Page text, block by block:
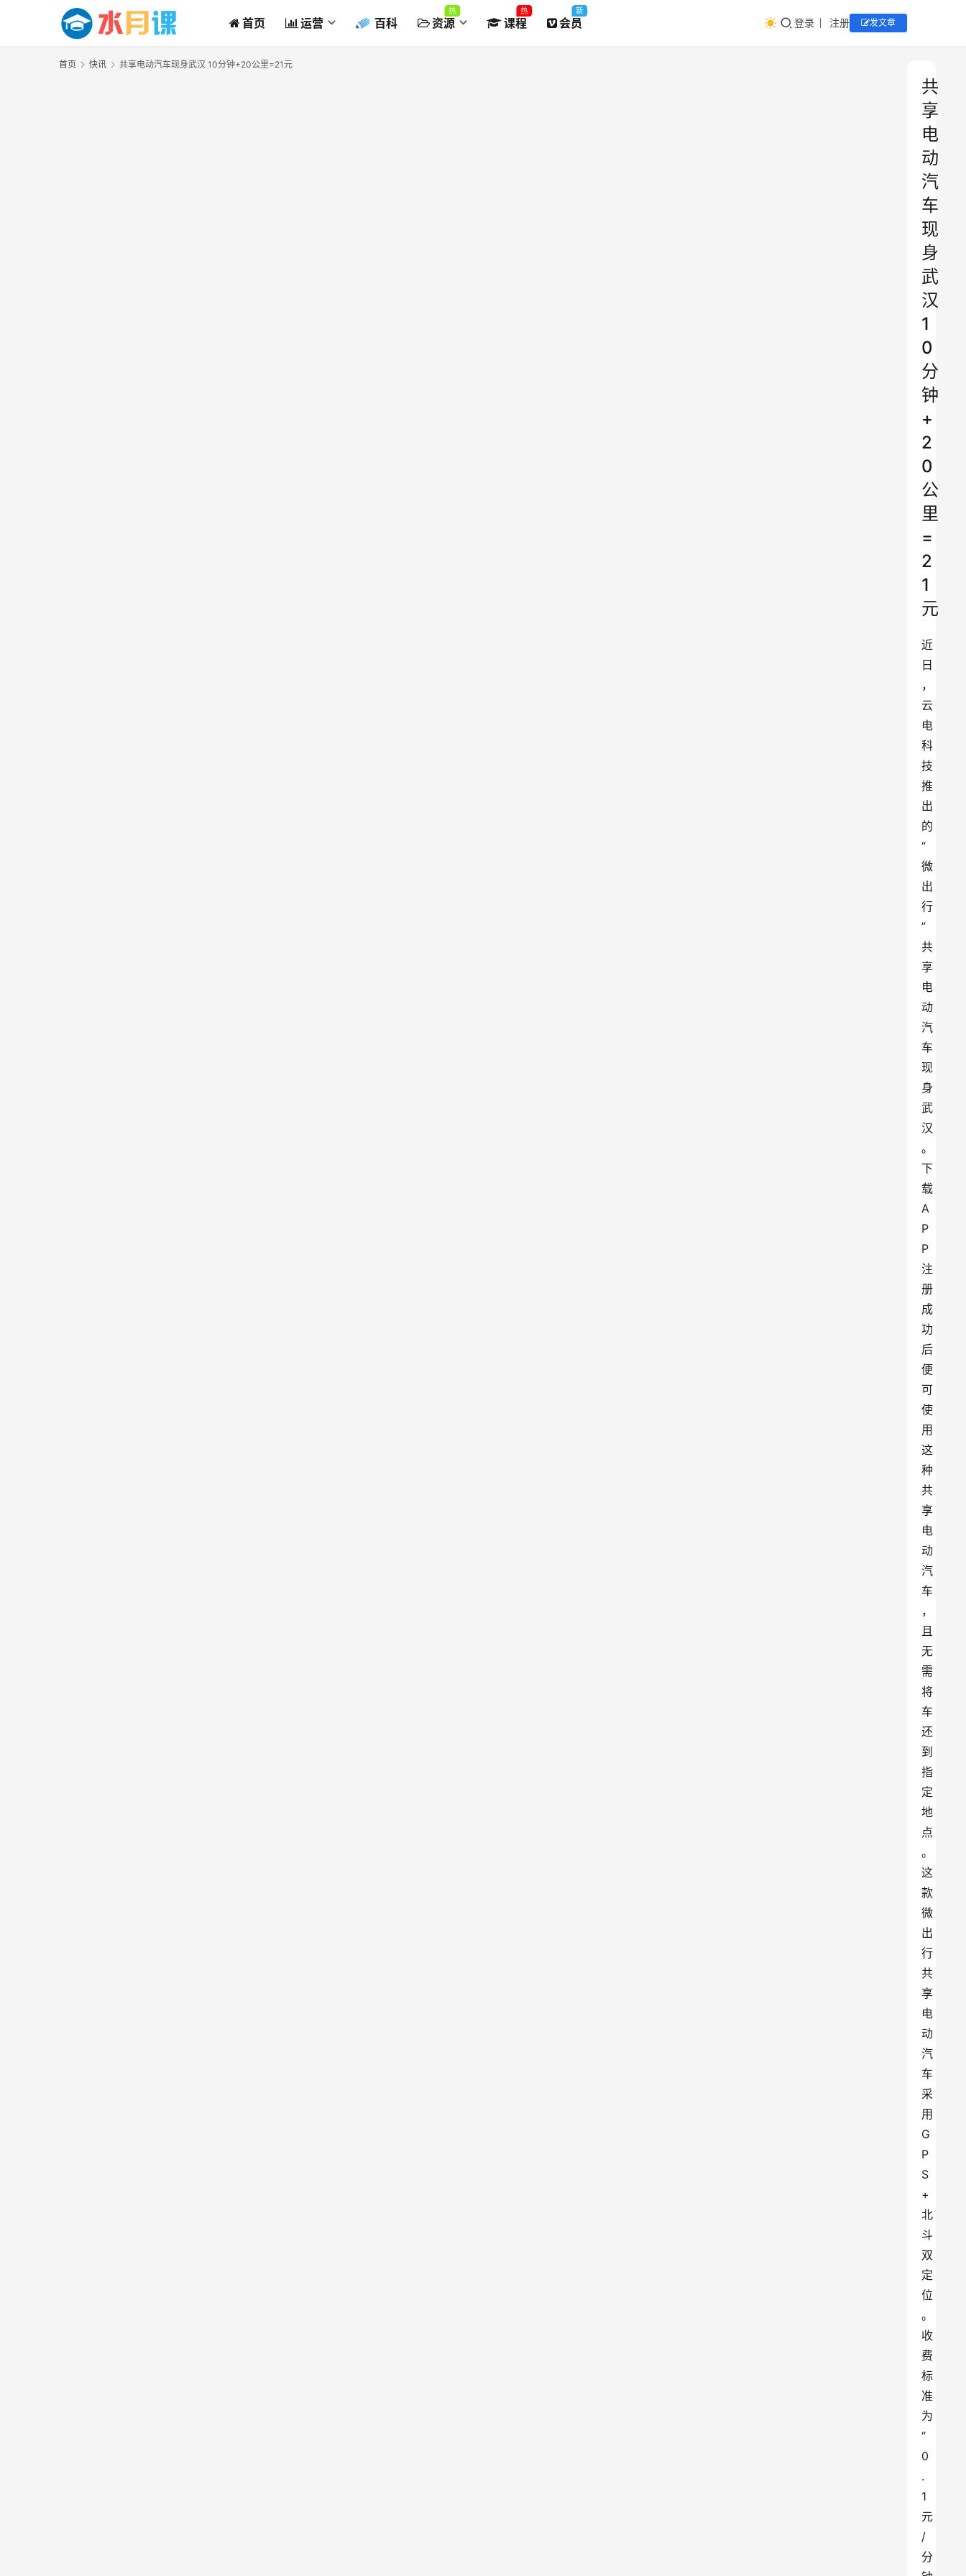
首页 运营 百科 资源
热
课程
热
会员
新
登录 注册 发文章
首页 快讯 共享电动汽车现身武汉 10分钟+20公里=21元
共
享
电
动
汽
车
现
身
武
汉
1
0
分
钟
+
2
0
公
里
=
2
1
元
近
日
，
云
电
科
技
推
出
的
“
微
出
行
”
共
享
电
动
汽
车
现
身
武
汉
。
下
载
A
P
P
注
册
成
功
后
便
可
使
用
这
种
共
享
电
动
汽
车
，
且
无
需
将
车
还
到
指
定
地
点
。
这
款
微
出
行
共
享
电
动
汽
车
采
用
G
P
S
+
北
斗
双
定
位
。
收
费
标
准
为
“
0
.
1
元
/
分